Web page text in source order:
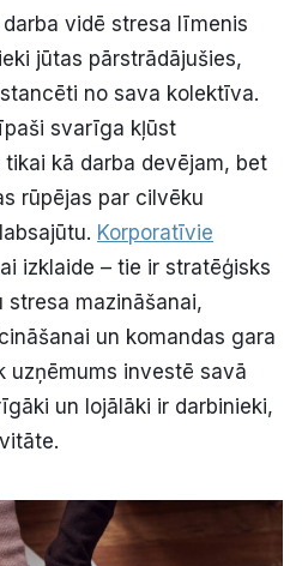
vidē stresa līmenis
jūtas pārstrādājušies,
no sava kolektīva.
svarīga kļūst
kā darba devējam, bet
rūpējas par cilvēku
Korporatīvie
izklaide – tie ir stratēģisks
stresa mazināšanai,
un komandas gara
uzņēmums investē savā
un lojālāki ir darbinieki,